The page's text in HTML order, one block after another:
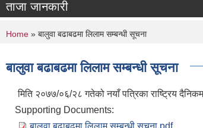
ताजा जानकारी
You are here
Home » बालुवा बढाबढमा लिलाम सम्बन्धी सूचना
बालुवा बढाबढमा लिलाम सम्बन्धी सूचना
मिति २०७७/०६/२८ गतेको नयाँ पत्रिका राष्ट्रिय
Supporting Documents:
बालुवा बढाबढमा लिलाम सम्बन्धी सूचना.pdf